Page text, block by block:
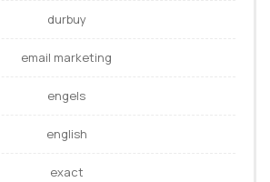
durbuy
email marketing
engels
english
exact